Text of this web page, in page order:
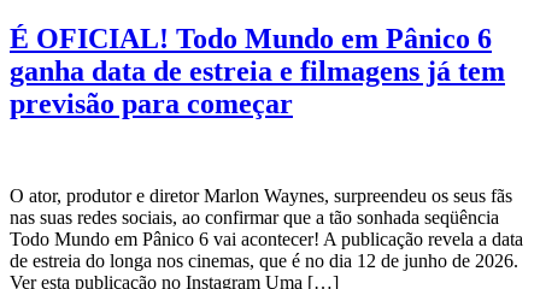
É OFICIAL! Todo Mundo em Pânico 6
ganha data de estreia e filmagens já tem
previsão para começar
O ator, produtor e diretor Marlon Waynes, surpreendeu os seus fãs
nas suas redes sociais, ao confirmar que a tão sonhada seqüência
Todo Mundo em Pânico 6 vai acontecer! A publicação revela a data
de estreia do longa nos cinemas, que é no dia 12 de junho de 2026.
Ver esta publicação no Instagram Uma […]